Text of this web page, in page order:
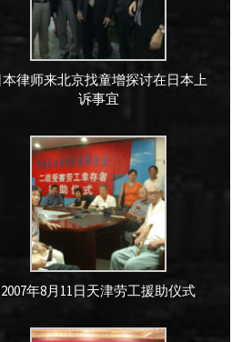
本律师来北京找童增探讨在日本上
诉事宜
2007年8月11日天津劳工援助仪式